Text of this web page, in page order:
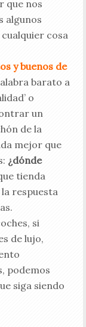
que nos
algunos
cosa
y buenos de
barato a
o
un
de la
mejor que
¿dónde
tienda
respuesta
si
de lujo,
podemos
siga siendo